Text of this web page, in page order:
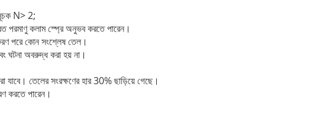
N> 2;
কলাম স্প্রে অনুভব করতে পারেন।
পরে কোন সংশ্লেষ তেল।
ঘটনা অবরুদ্ধ করা হয় না।
যাবে। তেলের সংরক্ষণের হার 30% ছাড়িয়ে গেছে।
করতে পারেন।